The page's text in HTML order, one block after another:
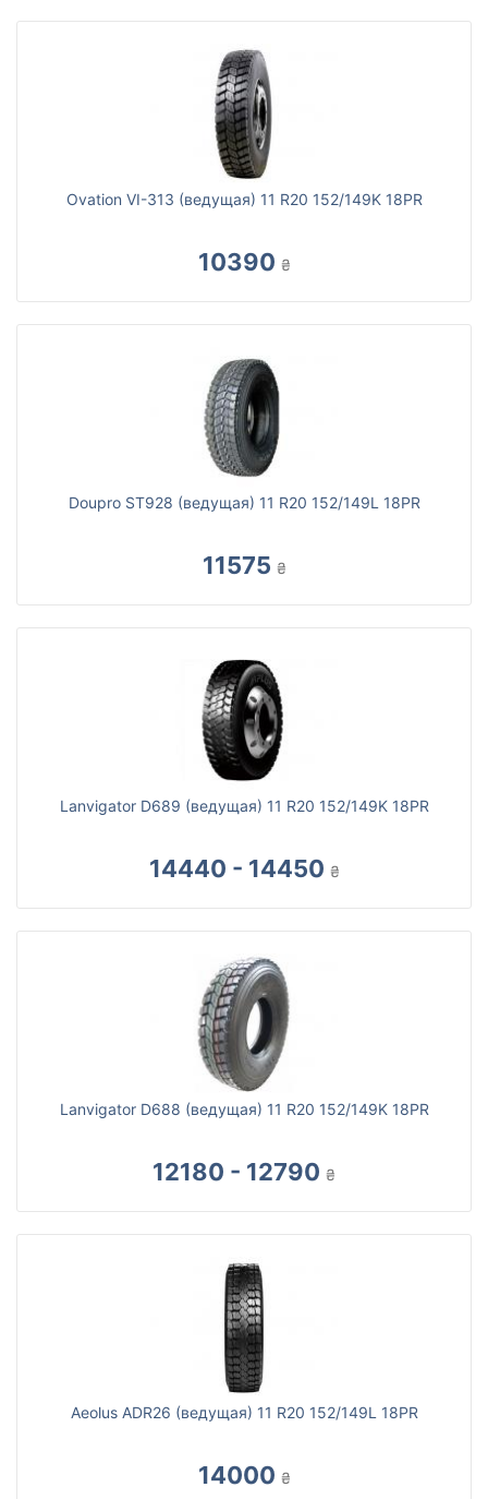
Ovation VI-313 (ведущая) 11 R20 152/149K 18PR
10390 ₴
Doupro ST928 (ведущая) 11 R20 152/149L 18PR
11575 ₴
Lanvigator D689 (ведущая) 11 R20 152/149K 18PR
14440 - 14450 ₴
Lanvigator D688 (ведущая) 11 R20 152/149K 18PR
12180 - 12790 ₴
Aeolus ADR26 (ведущая) 11 R20 152/149L 18PR
14000 ₴